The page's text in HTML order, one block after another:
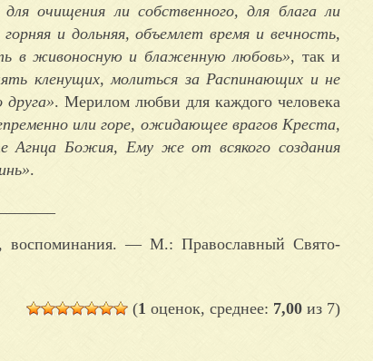
очищения ли собственного, для блага ли
горняя и дольняя, объемлет время и вечность,
в живоносную и блаженную любовь», так и
кленущих, молиться за Распинающих и не
. Мерилом любви для каждого человека
или горе, ожидающее врагов Креста,
Агнца Божия, Ему же от всякого создания
.
воспоминания. — М.: Православный Свято-
(1 оценок, среднее: 7,00 из 7)